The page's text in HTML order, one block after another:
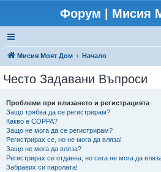
Форум | Мисия
Мисия Моят Дом Начало
Често Задавани Въпроси
Проблеми при влизането и регистрацията
Защо трябва да се регистрирам?
Какво е COPPA?
Защо не мога да се регистрирам?
Регистрирах се, но не мога да вляза!
Защо не мога да вляза?
Регистрирах се отдавна, но сега не мога да
Забравих си паролата!